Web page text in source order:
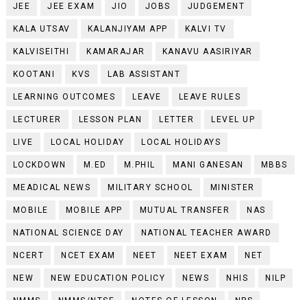
JEE JEE EXAM JIO JOBS JUDGEMENT
KALA UTSAV KALANJIYAM APP KALVI TV
KALVISEITHI KAMARAJAR KANAVU AASIRIYAR
KOOTANI KVS LAB ASSISTANT
LEARNING OUTCOMES LEAVE LEAVE RULES
LECTURER LESSON PLAN LETTER LEVEL UP
LIVE LOCAL HOLIDAY LOCAL HOLIDAYS
LOCKDOWN M.ED M.PHIL MANI GANESAN MBBS
MEADICAL NEWS MILITARY SCHOOL MINISTER
MOBILE MOBILE APP MUTUAL TRANSFER NAS
NATIONAL SCIENCE DAY NATIONAL TEACHER AWARD
NCERT NCET EXAM NEET NEET EXAM NET
NEW NEW EDUCATION POLICY NEWS NHIS NILP